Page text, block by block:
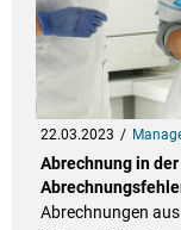
22.03.2023
Abrechnung in
Abrechnungen